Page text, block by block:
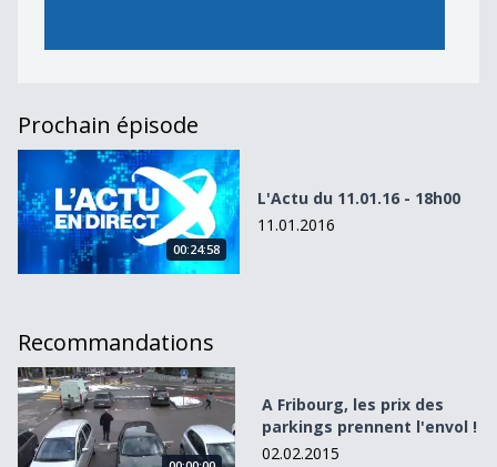
Prochain épisode
L&#039;Actu du 11.01.16 - 18h00
00:24:58
L'Actu du 11.01.16 - 18h00
11.01.2016
Recommandations
A Fribourg, les prix des parkings prennent l&#039;envol !
A Fribourg, les prix des
parkings prennent l'envol !
02.02.2015